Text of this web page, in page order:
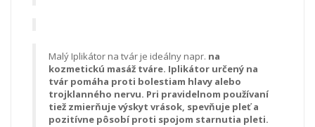
Malý Iplikátor na tvár je ideálny napr. na
kozmetickú masáž tváre. Iplikátor určený na
tvár pomáha proti bolestiam hlavy alebo
trojklanného nervu. Pri pravidelnom používaní
tiež zmierňuje výskyt vrások, spevňuje pleť a
pozitívne pôsobí proti spojom starnutia pleti.